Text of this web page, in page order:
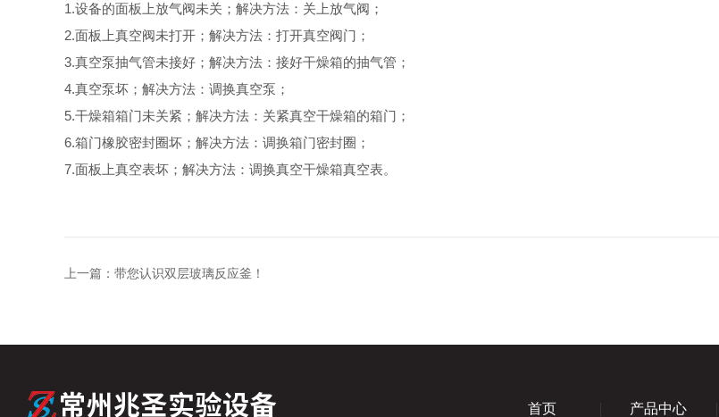
1.设备的面板上放气阀未关；解决方法：关上放气阀；
2.面板上真空阀未打开；解决方法：打开真空阀门；
3.真空泵抽气管未接好；解决方法：接好干燥箱的抽气管；
4.真空泵坏；解决方法：调换真空泵；
5.干燥箱箱门未关紧；解决方法：关紧真空干燥箱的箱门；
6.箱门橡胶密封圈坏；解决方法：调换箱门密封圈；
7.面板上真空表坏；解决方法：调换真空干燥箱真空表。
上一篇： 带您认识双层玻璃反应釜！
首页 产品中心